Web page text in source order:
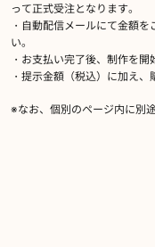
って正式受注となります。
・自動配信メールにて金額
い。
・お支払い完了後、制作を開
・提示金額（税込）に加え、
※なお、個別のページ内に別